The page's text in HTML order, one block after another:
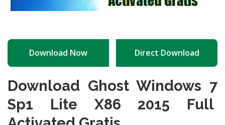
Download Now Direct Download
Download Ghost Windows 7
Sp1 Lite X86 2015 Full